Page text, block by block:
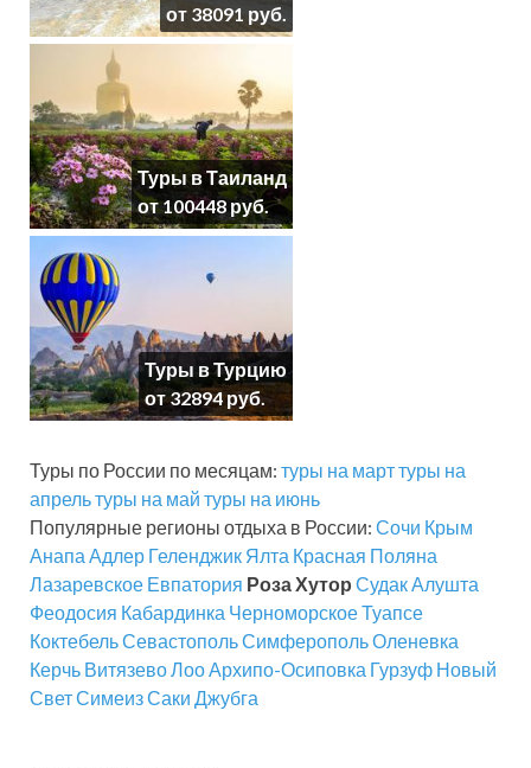
от 38091 руб.
Туры в Таиланд
от 100448 руб.
Туры в Турцию
от 32894 руб.
Туры по России по месяцам: туры на марттуры на
апрельтуры на май туры на июнь
Популярные регионы отдыха в России: Сочи Крым
Анапа Адлер Геленджик Ялта Красная Поляна
Лазаревское Евпатория Роза Хутор Судак Алушта
Феодосия Кабардинка ЧерноморскоеТуапсе
КоктебельСевастопольСимферопольОленевка
Керчь Витязево Лоо Архипо-Осиповка Гурзуф Новый
СветСимеизСаки Джубга